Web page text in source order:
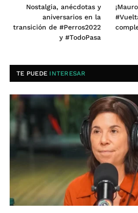
Nostalgia, anécdotas y
aniversarios en la
transición de #Perros2022
y #TodoPasa
TE PUEDE INTERESAR